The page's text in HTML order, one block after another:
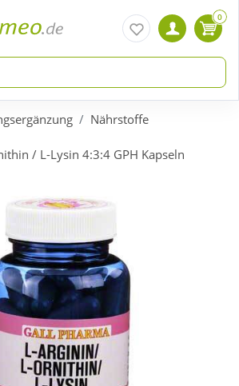
0
Nährstoffe
/ L-Lysin 4:3:4 GPH Kapseln